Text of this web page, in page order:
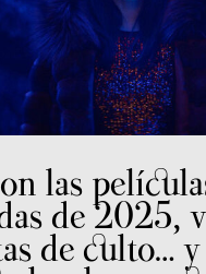
las
de 2025,
de culto…